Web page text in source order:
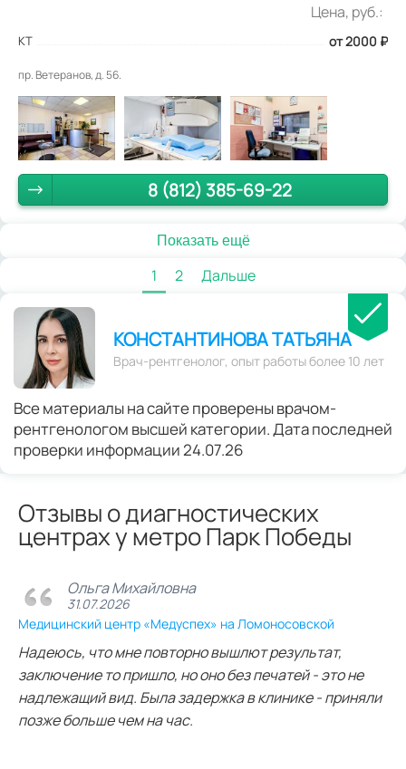
Цена, руб.:
КТ от 2000 ₽
пр. Ветеранов, д. 56.
8 (812) 385-69-22
Показать ещё
1 2 Дальше
КОНСТАНТИНОВА ТАТЬЯНА
Врач-рентгенолог, опыт работы более 10 лет
Все материалы на сайте проверены врачом-
рентгенологом высшей категории. Дата последней
проверки информации 24.07.26
Отзывы о диагностических
центрах у метро Парк Победы
Ольга Михайловна
31.07.2026
Медицинский центр «Медуспех» на Ломоносовской
Надеюсь, что мне повторно вышлют результат,
заключение то пришло, но оно без печатей - это не
надлежащий вид. Была задержка в клинике - приняли
позже больше чем на час.